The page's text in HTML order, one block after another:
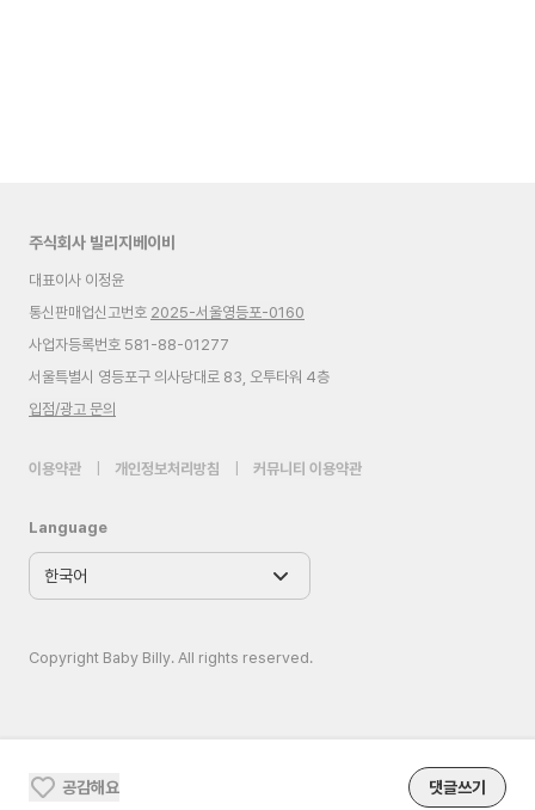
공감해요 댓글쓰기
주식회사 빌리지베이비
대표이사 이정윤
통신판매업신고번호 2025-서울영등포-0160
사업자등록번호 581-88-01277
서울특별시 영등포구 의사당대로 83, 오투타워 4층
입점/광고 문의
이용약관 개인정보처리방침 커뮤니티 이용약관
Language
Copyright Baby Billy. All rights reserved.